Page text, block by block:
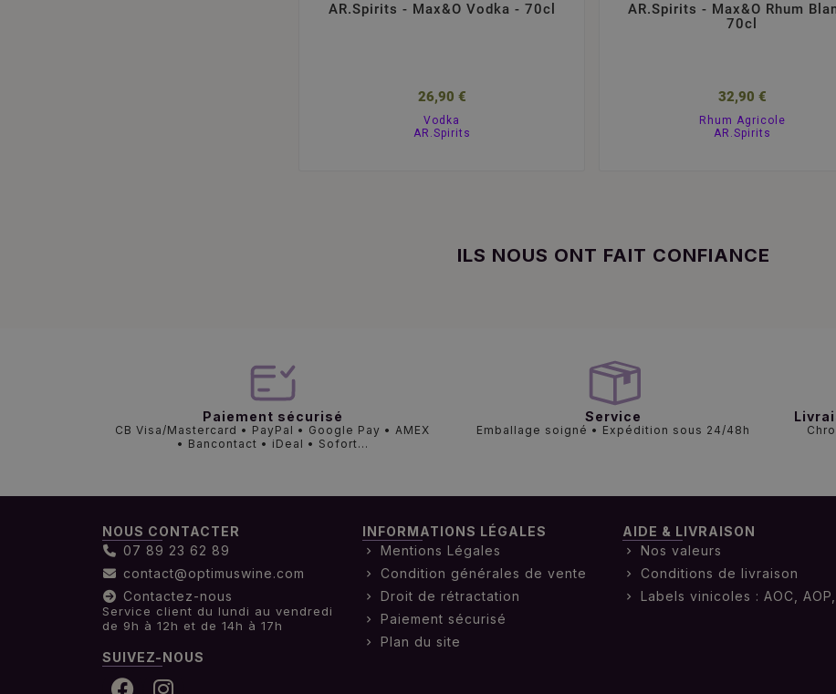
AR.Spirits - Max&O Vodka - 70cl
26,90 €
Vodka
AR.Spirits
AR.Spirits - Max&O Rhum
70cl
32,90 €
Rhum Agricole
AR.Spirits
ILS NOUS ONT FAIT CONFIANCE
Paiement sécurisé
CB Visa/Mastercard • PayPal • Google Pay • AMEX
• Bancontact • iDeal • Sofort...
Service
Emballage soigné • Expédition sous 24/48h
NOUS CONTACTER
07 89 23 62 89
contact@optimuswine.com
Contactez-nous
Service client du lundi au vendredi
de 9h à 12h et de 14h à 17h
SUIVEZ-NOUS
INFORMATIONS LÉGALES
Mentions Légales
Condition générales de vente
Droit de rétractation
Paiement sécurisé
Plan du site
AIDE & LIVRAISON
Nos valeurs
Conditions de livraison
Labels vinicoles : AOC, AOP,